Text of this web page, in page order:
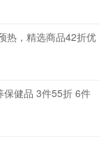
热，精选商品42折优
保健品 3件55折 6件